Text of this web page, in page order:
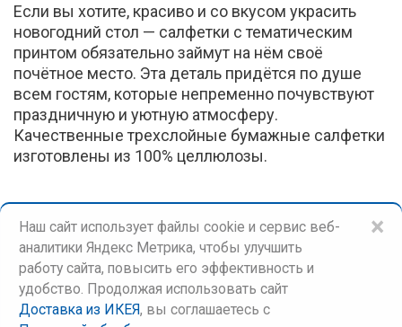
Если вы хотите, красиво и со вкусом украсить
новогодний стол — салфетки с тематическим
принтом обязательно займут на нём своё
почётное место. Эта деталь придётся по душе
всем гостям, которые непременно почувствуют
праздничную и уютную атмосферу.
Качественные трехслойные бумажные салфетки
изготовлены из 100% целлюлозы.
×
Наш сайт использует файлы cookie и сервис веб-
аналитики Яндекс Метрика, чтобы улучшить
работу сайта, повысить его эффективность и
удобство. Продолжая использовать сайт
Доставка из ИКЕЯ, вы соглашаетесь c